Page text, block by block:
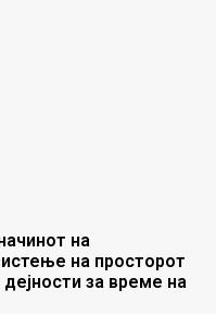
на
на просторот
за време на